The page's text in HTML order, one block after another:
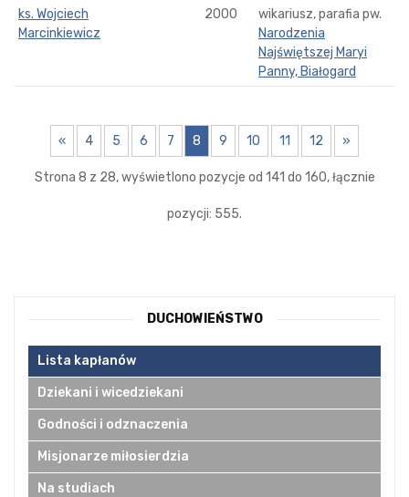
ks. Wojciech
Marcinkiewicz
2000
wikariusz, parafia pw.
Narodzenia
Najświętszej Maryi
Panny, Białogard
« 4 5 6 7 8 9 10 11 12 »
Strona 8 z 28, wyświetlono pozycje od 141 do 160, łącznie
pozycji: 555.
DUCHOWIEŃSTWO
Lista kapłanów
Dziekani i wicedziekani
Godności i odznaczenia
Misjonarze miłosierdzia
Na studiach